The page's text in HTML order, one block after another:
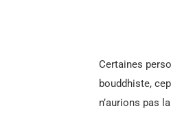
Certaines
bouddhiste,
n’aurions pas